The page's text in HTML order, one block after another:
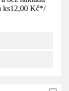
ks12,00 Kč*/